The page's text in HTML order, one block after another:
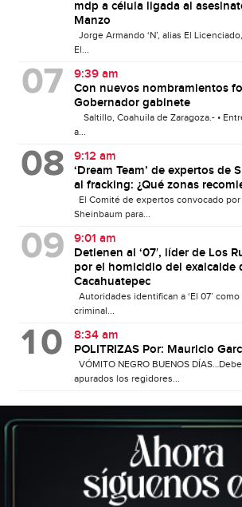
mdp a célula ligada al
Manzo
Jorge Armando ‘N’, alias El
El...
9:39 am
Con nuevos nombramientos
Gobernador gabinete
Saltillo, Coahuila de Zaragoza.- •
a...
9:12 am
‘Dream Team’ de expertos de
al fracking: ¿Qué zonas
El Comité de expertos convocado
Sheinbaum para...
9:01 am
Detienen al ‘07′, líder de Los
por el homicidio del exalcalde
Cacahuatepec
Autoridades identifican a ‘El 07’
criminal...
8:34 am
POLITRIZAS Por: Mauricio
VÓMITO NEGRO BUENOS
apurados los regidores...